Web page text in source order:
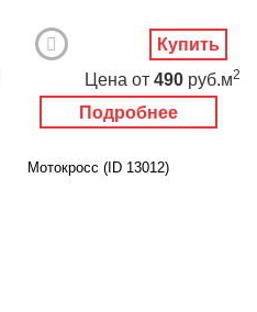
Подробнее
Цена от 490 руб.м2
Купить
Мотокросс (ID 13012)